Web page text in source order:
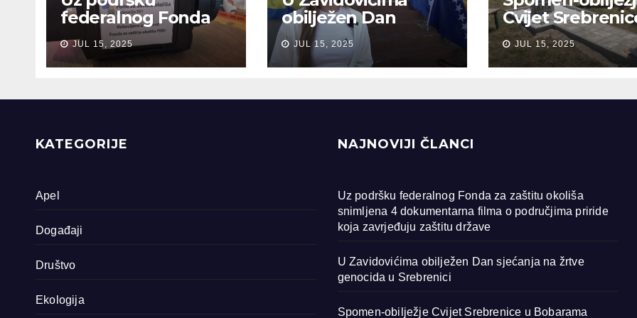
federalnog Fonda
za zaštitu okoliša
snimljena 4
dokumentarna
priride koja
države
JUL 15, 2025
obilježen Dan
sjećanja na žrtve
genocida u
Srebrenici
JUL 15, 2025
Cvijet
Bobarama
JUL 15, 2025
KATEGORIJE
Apel
Događaji
Društvo
Ekologija
NAJNOVIJI ČLANCI
Uz podršku federalnog Fonda za zaštitu okoliša
snimljena 4 dokumentarna filma o područjima priride
koja zavrjeđuju zaštitu države
U Zavidovićima obilježen Dan sjećanja na žrtve
genocida u Srebrenici
Spomen-obilježje Cvijet Srebrenice u Bobarama